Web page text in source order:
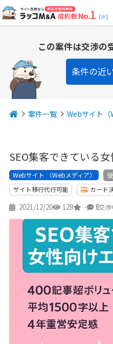
(※)
この案件は交渉の
条件の近
案件一覧 Webサイト（
SEO集客できている
Webサイト （Webメディア）
サイト移行代行可能
カード
2021/12/20 128 - 8
（交渉